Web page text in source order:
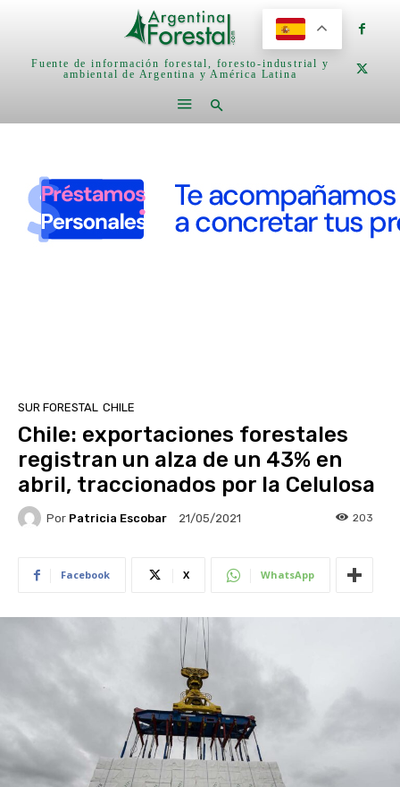
Fuente de información forestal, foresto-industrial y
ambiental de Argentina y América Latina
SUR FORESTAL CHILE
Chile: exportaciones forestales
registran un alza de un 43% en
abril, traccionados por la Celulosa
Por Patricia Escobar 21/05/2021 203
Facebook X WhatsApp